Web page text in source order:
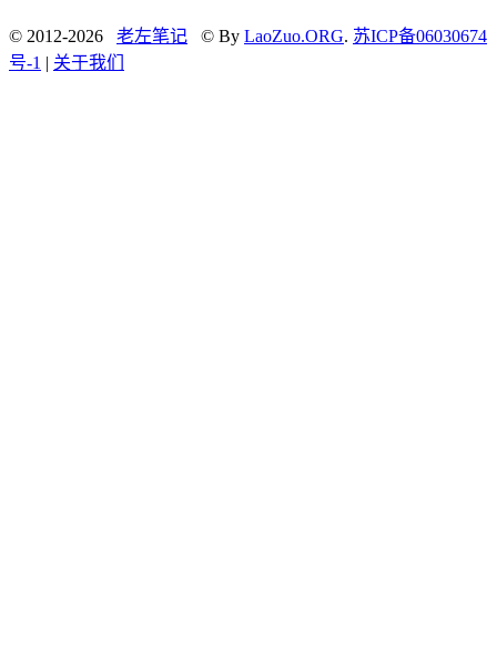
© 2012-2026 老左笔记 © By LaoZuo.ORG. 苏ICP备06030674
号-1 | 关于我们